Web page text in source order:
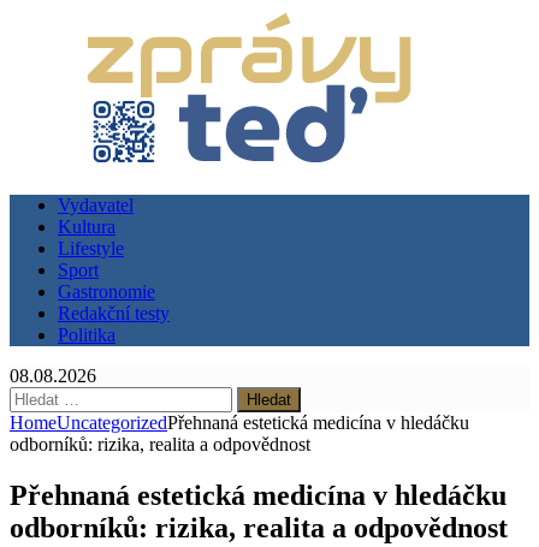
Vydavatel
Kultura
Lifestyle
Sport
Gastronomie
Redakční testy
Politika
08.08.2026
Vyhledávání
HomeUncategorizedPřehnaná estetická medicína v hledáčku
odborníků: rizika, realita a odpovědnost
Přehnaná estetická medicína v hledáčku
odborníků: rizika, realita a odpovědnost